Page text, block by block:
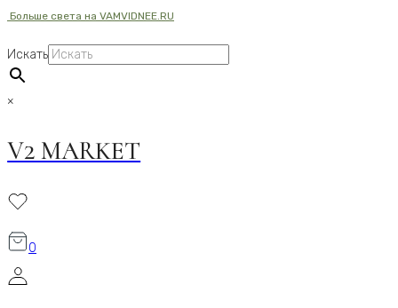
Перейти
содержимому
Больше света на VAMVIDNEE.RU
Искать
×
V2 MARKET
0